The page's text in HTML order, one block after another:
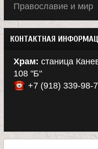
Православие и мир
КОНТАКТНАЯ
Храм: станица
108 "Б"
+7 (918) 339-98-